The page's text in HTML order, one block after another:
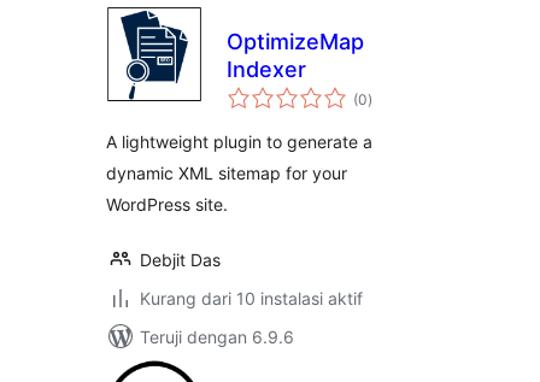
OptimizeMap
Indexer
(0total
rating
)
A lightweight plugin to generate a
dynamic XML sitemap for your
WordPress site.
Debjit Das
Kurang dari 10 instalasi aktif
Teruji dengan 6.9.6